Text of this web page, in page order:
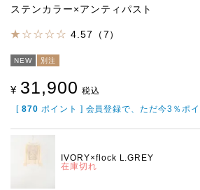
ステンカラー×アンティパスト
4.57（7）
NEW 別注
¥ 31,900 税込
[ 870 ポイント ] 会員登録で、ただ今3％ポ
IVORY×flock L.GREY
在庫切れ